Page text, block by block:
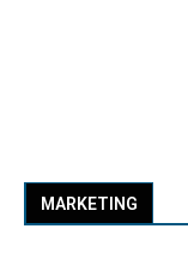
MARKETING